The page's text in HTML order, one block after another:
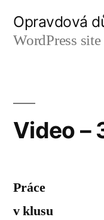
Opravdová
WordPress site
Video –
Práce
v